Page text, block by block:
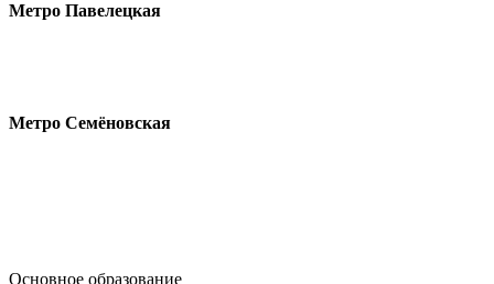
Метро Павелецкая
Метро Семёновская
Основное образование